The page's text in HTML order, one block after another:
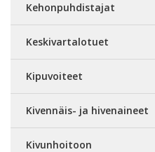
Kehonpuhdistajat
Keskivartalotuet
Kipuvoiteet
Kivennäis- ja hivenaineet
Kivunhoitoon